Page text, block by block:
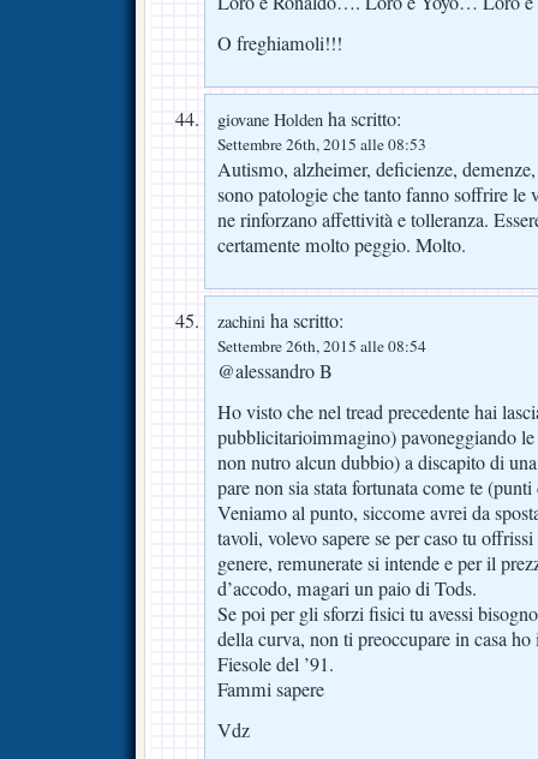
O freghiamoli!!!
giovane Holden ha scritto:
Settembre 26th, 2015 alle 08:53
Autismo, alzheimer, deficienze,
sono patologie che tanto fanno soffrire le
ne rinforzano affettività e tolleranza.
certamente molto peggio. Molto.
zachini ha scritto:
Settembre 26th, 2015 alle 08:54
@alessandro B
Ho visto che nel tread precedente hai
pubblicitarioimmagino) pavoneggiando
non nutro alcun dubbio) a discapito di
pare non sia stata fortunata come te
Veniamo al punto, siccome avrei da
tavoli, volevo sapere se per caso tu
genere, remunerate si intende e per il
d’accodo, magari un paio di Tods.
Se poi per gli sforzi fisici tu avessi
della curva, non ti preoccupare in casa
Fiesole del ’91.
Fammi sapere
Vdz